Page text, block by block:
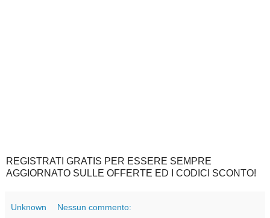
REGISTRATI GRATIS PER ESSERE SEMPRE
AGGIORNATO SULLE OFFERTE ED I CODICI SCONTO!
Unknown Nessun commento: